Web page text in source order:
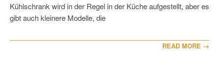
Kühlschrank wird in der Regel in der Küche aufgestellt, aber es
gibt auch kleinere Modelle, die
READ MORE →